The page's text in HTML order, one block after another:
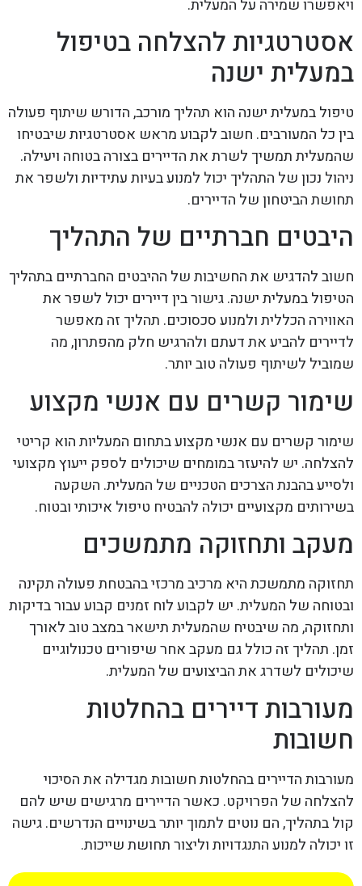
ויאפשרו שמירה על המעלית.
אסטרטגיות להצלחה בטיפול
במעלית ישנה
טיפול במעלית ישנה הוא תהליך מורכב, הדורש שיתוף פעולה
בין כל המעורבים. חשוב לקבוע מראש אסטרטגיות שיבטיחו
שהמעלית תמשיך לשרת את הדיירים בצורה בטוחה ויעילה.
ניהול נכון של התהליך יכול למנוע בעיות עתידיות ולשפר את
תחושת הביטחון של הדיירים.
היבטים חברתיים של התהליך
חשוב להדגיש את החשיבות של ההיבטים החברתיים בתהליך
הטיפול במעלית ישנה. גישור בין דיירים יכול לשפר את
האווירה הכללית ולמנוע סכסוכים. תהליך זה מאפשר
לדיירים להביע את דעתם ולהרגיש חלק מהפתרון, מה
שמוביל לשיתוף פעולה טוב יותר.
שימור קשרים עם אנשי מקצוע
שימור קשרים עם אנשי מקצוע בתחום המעליות הוא קריטי
להצלחה. יש להיעזר במומחים שיכולים לספק ייעוץ מקצועי
ולסייע בהבנת הצרכים הטכניים של המעלית. השקעה
בשירותים מקצועיים יכולה להבטיח טיפול איכותי ובטוח.
מעקב ותחזוקה מתמשכים
תחזוקה מתמשכת היא מרכיב מרכזי בהבטחת פעולה תקינה
ובטוחה של המעלית. יש לקבוע לוח זמנים קבוע עבור בדיקות
ותחזוקה, מה שיבטיח שהמעלית תישאר במצב טוב לאורך
זמן. תהליך זה כולל גם מעקב אחר שיפורים טכנולוגיים
שיכולים לשדרג את הביצועים של המעלית.
מעורבות דיירים בהחלטות
חשובות
מעורבות הדיירים בהחלטות חשובות מגדילה את הסיכוי
להצלחה של הפרויקט. כאשר הדיירים מרגישים שיש להם
קול בתהליך, הם נוטים לתמוך יותר בשינויים הנדרשים. גישה
זו יכולה למנוע התנגדויות וליצור תחושת שייכות.